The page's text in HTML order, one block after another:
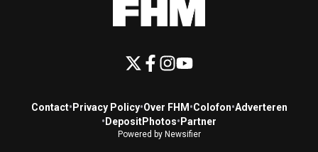
Contact• Privacy Policy•Over FHM •Colofon•Adverteren
• DepositPhotos• Partner
Powered by Newsifier